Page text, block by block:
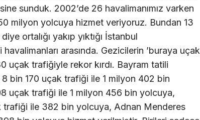
sunduk. 2002’de 26 havalimanımız varken
milyon yolcuya hizmet veriyoruz. Bundan 13
ortalığı yakıp yıktığı İstanbul
arasında. Gezicilerin ’buraya uçak
uçak trafiğiyle rekor kırdı. Bayram tatili
bin 170 uçak trafiği ile 1 milyon 402 bin
uçak trafiği ile 1 milyon 456 bin yolcuya,
trafiği ile 382 bin yolcuya, Adnan Menderes